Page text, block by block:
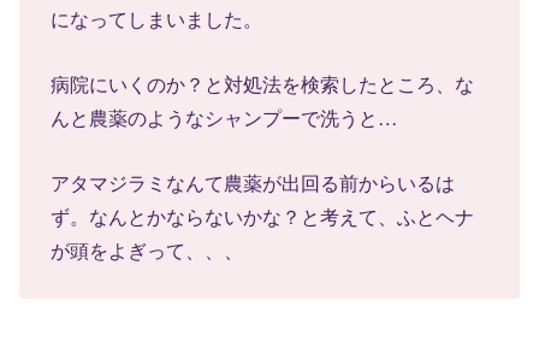
になってしまいました。
病院にいくのか？と対処法を検索したところ、な
んと農薬のようなシャンプーで洗うと…
アタマジラミなんて農薬が出回る前からいるは
ず。なんとかならないかな？と考えて、ふとヘナ
が頭をよぎって、、、